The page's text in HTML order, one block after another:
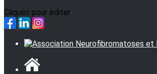
Cliquez pour éditer